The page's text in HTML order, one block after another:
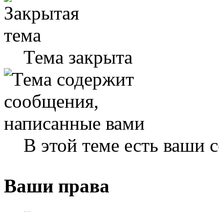
Тема закрыта
В этой теме есть ваши
Ваши права